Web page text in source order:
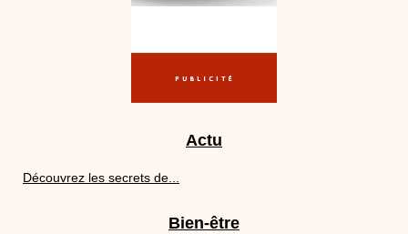
Actu
Découvrez les secrets de...
Bien-être